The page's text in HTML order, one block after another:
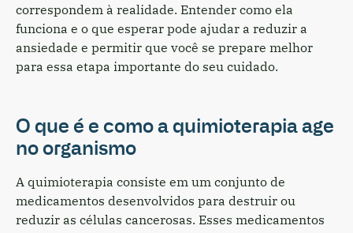
correspondem à realidade. Entender como ela
funciona e o que esperar pode ajudar a reduzir a
ansiedade e permitir que você se prepare melhor
para essa etapa importante do seu cuidado.
O que é e como a quimioterapia age
no organismo
A quimioterapia consiste em um conjunto de
medicamentos desenvolvidos para destruir ou
reduzir as células cancerosas. Esses medicamentos